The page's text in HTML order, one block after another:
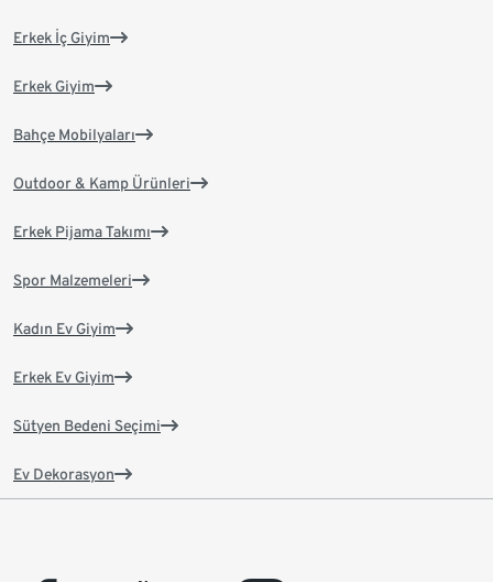
Erkek İç Giyim
Erkek Giyim
Bahçe Mobilyaları
Outdoor & Kamp Ürünleri
Erkek Pijama Takımı
Spor Malzemeleri
Kadın Ev Giyim
Erkek Ev Giyim
Sütyen Bedeni Seçimi
Ev Dekorasyon